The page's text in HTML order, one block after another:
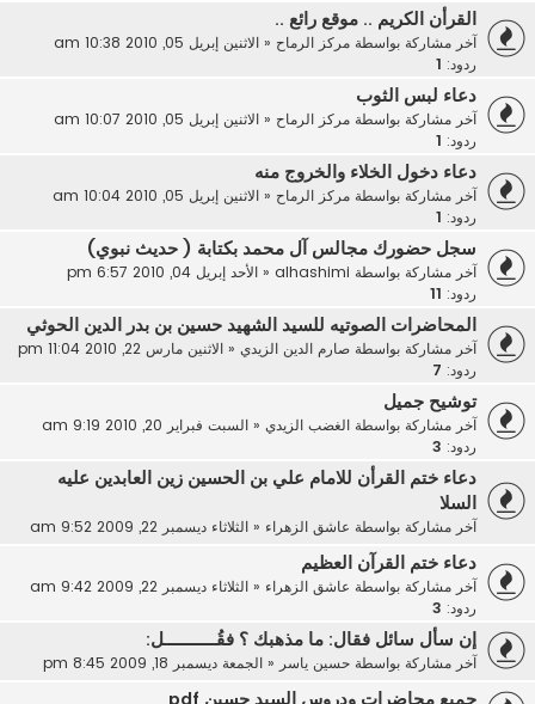
القرأن الكريم .. موقع رائع ..
آخر مشاركة بواسطة مركز الرماح« الاثنين إبريل 05, 2010 10:38 am
ردود:
دعاء لبس الثوب
آخر مشاركة بواسطة مركز الرماح« الاثنين إبريل 05, 2010 10:07 am
ردود:
دعاء دخول الخلاء والخروج منه
آخر مشاركة بواسطة مركز الرماح« الاثنين إبريل 05, 2010 10:04 am
ردود:
سجل حضورك مجالس آل محمد بكتابة ( حديث نبوي)
آخر مشاركة بواسطة alhashimi
« الأحد إبريل 04, 2010 6:57 pm
ردود: 11
المحاضرات الصوتيه للسيد الشهيد حسين بن بدر الدين الحوثي
آخر مشاركة بواسطة صارم الدين الزيدي« الاثنين مارس 22, 2010 11:04 pm
ردود: 7
توشيح جميل
آخر مشاركة بواسطة الغضب الزيدي« السبت فبراير 20, 2010 9:19 am
ردود: 3
دعاء ختم القرأن للامام علي بن الحسين زين العابدين عليه
السلا
آخر مشاركة بواسطة عاشق الزهراء« الثلاثاء ديسمبر 22, 2009 9:52 am
دعاء ختم القرآن العظيم
آخر مشاركة بواسطة عاشق الزهراء« الثلاثاء ديسمبر 22, 2009 9:42 am
ردود: 3
إن سأل سائل فقال: ما مذهبك ؟ فقُـــــــــــل:
آخر مشاركة بواسطة حسين ياسر« الجمعة ديسمبر 18, 2009 8:45 pm